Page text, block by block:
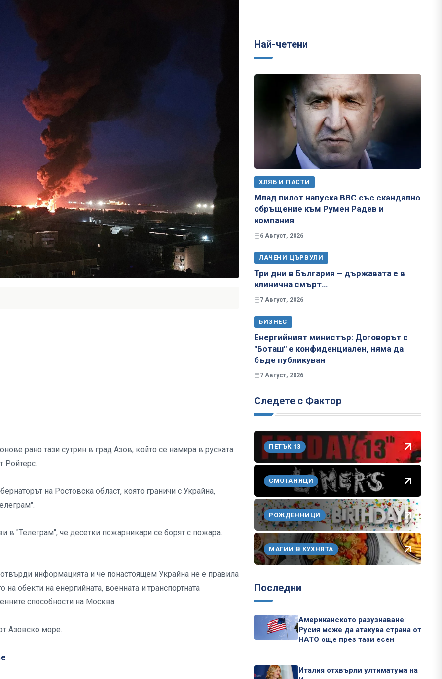
рано тази сутрин в град Азов, който се намира в руската
Ройтерс.
на Ростовска област, която граничи с Украйна,
в "Телеграм", че десетки пожарникари се борят с пожара,
информацията и че понастоящем Украйна не е правила
обекти на енергийната, военната и транспортната
способности на Москва.
Азовско море.
Най-четени
ХЛЯБ И ПАСТИ
Млад пилот напуска ВВС със скандално
обръщение към Румен Радев и
компания
6 Август, 2026
ЛАЧЕНИ ЦЪРВУЛИ
Три дни в България – държавата е в
клинична смърт…
7 Август, 2026
БИЗНЕС
Енергийният министър: Договорът с
"Боташ" е конфиденциален, няма да
бъде публикуван
7 Август, 2026
Следете с Фактор
ПЕТЪК 13
СМОТАНЯЦИ
РОЖДЕННИЦИ
МАГИИ В КУХНЯТА
Последни
Американското разузнаване:
Русия може да атакува страна от
НАТО още през тази есен
Италия отхвърли ултиматума на